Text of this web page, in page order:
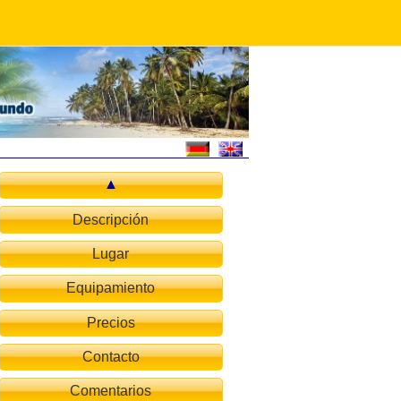
Descripción
Lugar
Equipamiento
Precios
Contacto
Comentarios